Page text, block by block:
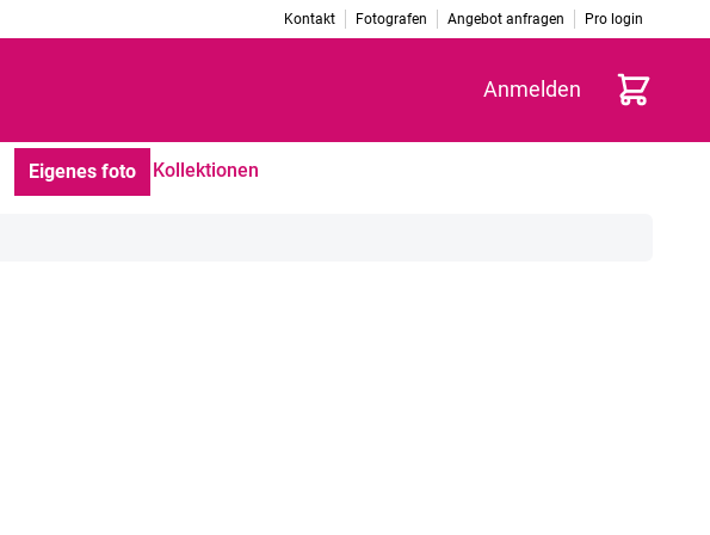
Kontakt Fotografen Angebot anfragen Pro login
Anmelden Warenkorb
Eigenes foto Kollektionen